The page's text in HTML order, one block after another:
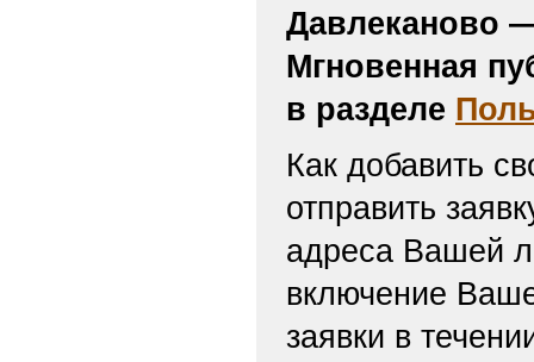
Давлеканово
Мгновенная
в разделе
Как добавить
отправить
адреса Вашей
включение
заявки в